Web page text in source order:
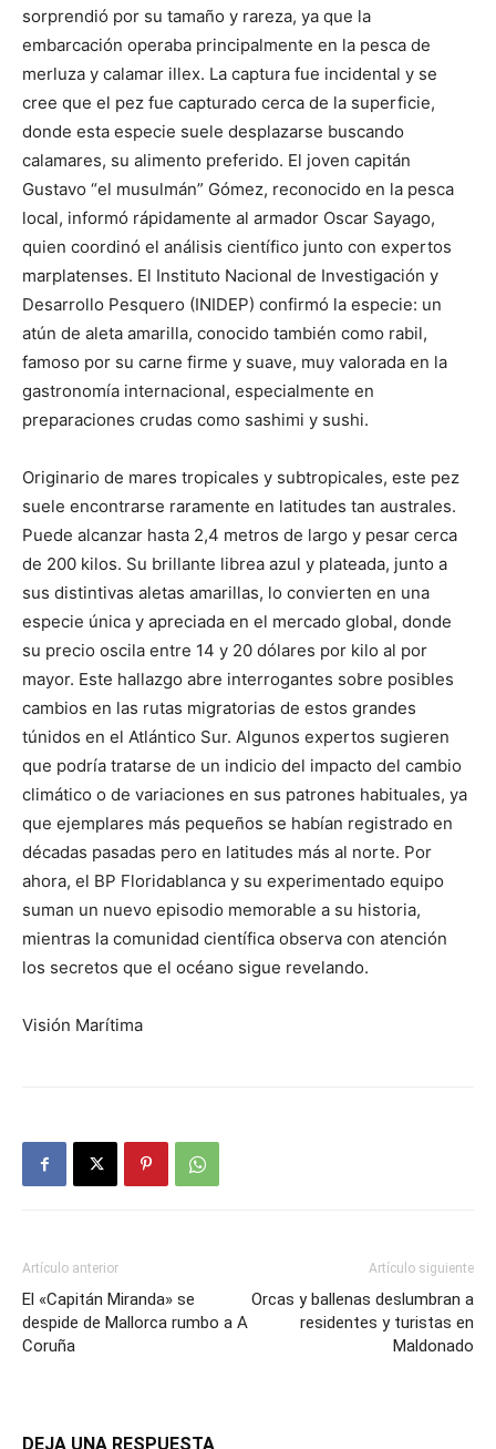
sorprendió por su tamaño y rareza, ya que la
embarcación operaba principalmente en la pesca de
merluza y calamar illex. La captura fue incidental y se
cree que el pez fue capturado cerca de la superficie,
donde esta especie suele desplazarse buscando
calamares, su alimento preferido. El joven capitán
Gustavo “el musulmán” Gómez, reconocido en la pesca
local, informó rápidamente al armador Oscar Sayago,
quien coordinó el análisis científico junto con expertos
marplatenses. El Instituto Nacional de Investigación y
Desarrollo Pesquero (INIDEP) confirmó la especie: un
atún de aleta amarilla, conocido también como rabil,
famoso por su carne firme y suave, muy valorada en la
gastronomía internacional, especialmente en
preparaciones crudas como sashimi y sushi.
Originario de mares tropicales y subtropicales, este pez
suele encontrarse raramente en latitudes tan australes.
Puede alcanzar hasta 2,4 metros de largo y pesar cerca
de 200 kilos. Su brillante librea azul y plateada, junto a
sus distintivas aletas amarillas, lo convierten en una
especie única y apreciada en el mercado global, donde
su precio oscila entre 14 y 20 dólares por kilo al por
mayor. Este hallazgo abre interrogantes sobre posibles
cambios en las rutas migratorias de estos grandes
túnidos en el Atlántico Sur. Algunos expertos sugieren
que podría tratarse de un indicio del impacto del cambio
climático o de variaciones en sus patrones habituales, ya
que ejemplares más pequeños se habían registrado en
décadas pasadas pero en latitudes más al norte. Por
ahora, el BP Floridablanca y su experimentado equipo
suman un nuevo episodio memorable a su historia,
mientras la comunidad científica observa con atención
los secretos que el océano sigue revelando.
Visión Marítima
Artículo anterior
El «Capitán Miranda» se
despide de Mallorca rumbo a A
Coruña
Artículo siguiente
Orcas y ballenas deslumbran a
residentes y turistas en
Maldonado
DEJA UNA RESPUESTA